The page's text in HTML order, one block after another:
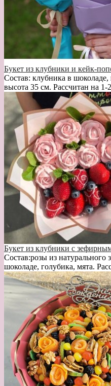
Букет из клубники и кейк-
Состав: клубника в
высота 35 см. Рассчитан на 1-
Букет из клубники с
Состав:розы из натурального
шоколаде, голубика, мята.